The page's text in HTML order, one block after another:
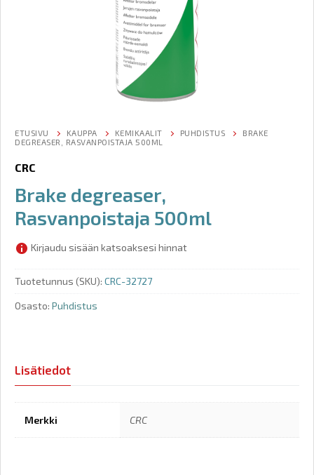
ETUSIVU KAUPPA KEMIKAALIT PUHDISTUS
BRAKE
DEGREASER, RASVANPOISTAJA 500ML
CRC
Brake degreaser,
Rasvanpoistaja 500ml
Kirjaudu sisään katsoaksesi hinnat
Tuotetunnus (SKU): CRC-32727
Osasto: Puhdistus
Lisätiedot
Merkki CRC